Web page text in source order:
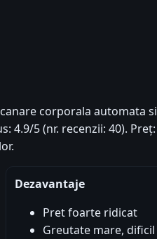
corporala automata si
4.9/5 (nr. recenzii: 40). Preț:
Dezavantaje
Pret foarte ridicat
Greutate mare, dificil